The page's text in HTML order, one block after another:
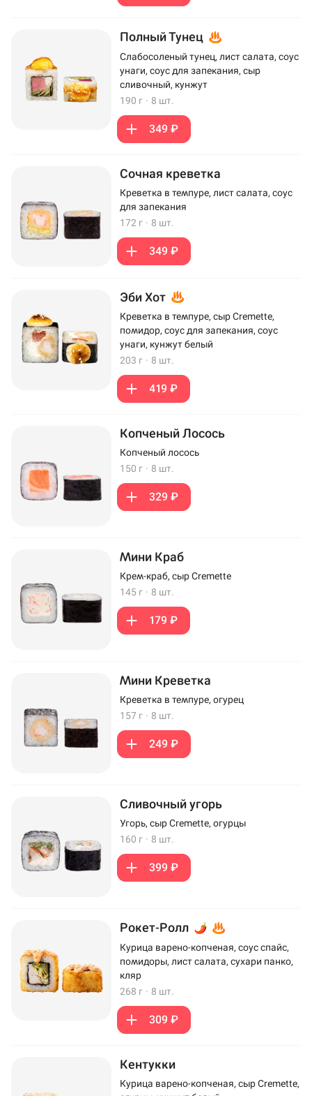
Полный Тунец
Слабосоленый тунец, лист салата, соус
унаги, соус для запекания, сыр
сливочный, кунжут
190 г · 8 шт.
349 ₽
Сочная креветка
Креветка в темпуре, лист салата, соус
для запекания
172 г · 8 шт.
349 ₽
Эби Хот
Креветка в темпуре, сыр Cremette,
помидор, соус для запекания, соус
унаги, кунжут белый
203 г · 8 шт.
419 ₽
Копченый Лосось
Копченый лосось
150 г · 8 шт.
329 ₽
Мини Краб
Крем-краб, сыр Cremette
145 г · 8 шт.
179 ₽
Мини Креветка
Креветка в темпуре, огурец
157 г · 8 шт.
249 ₽
Сливочный угорь
Угорь, сыр Cremette, огурцы
160 г · 8 шт.
399 ₽
Рокет-Ролл
Курица варено-копченая, соус спайс,
помидоры, лист салата, сухари панко,
кляр
268 г · 8 шт.
309 ₽
Кентукки
Курица варено-копченая, сыр Cremette,